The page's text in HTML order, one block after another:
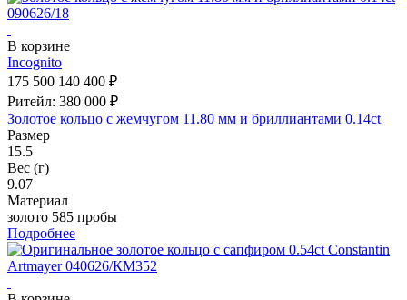
В корзине
Incognito
175 500 140 400 ₽
Ритейл: 380 000 ₽
Золотое кольцо с жемчугом 11.80 мм и бриллиантами 0.14ct
Размер
15.5
Вес (г)
9.07
Материал
золото 585 пробы
Подробнее